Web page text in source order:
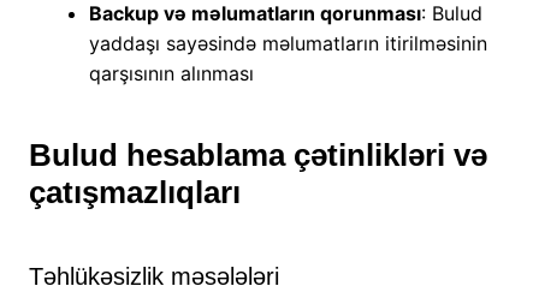
Backup və məlumatların qorunması: Bulud
yaddaşı sayəsində məlumatların itirilməsinin
qarşısının alınması
Bulud hesablama çətinlikləri və
çatışmazlıqları
Təhlükəsizlik məsələləri